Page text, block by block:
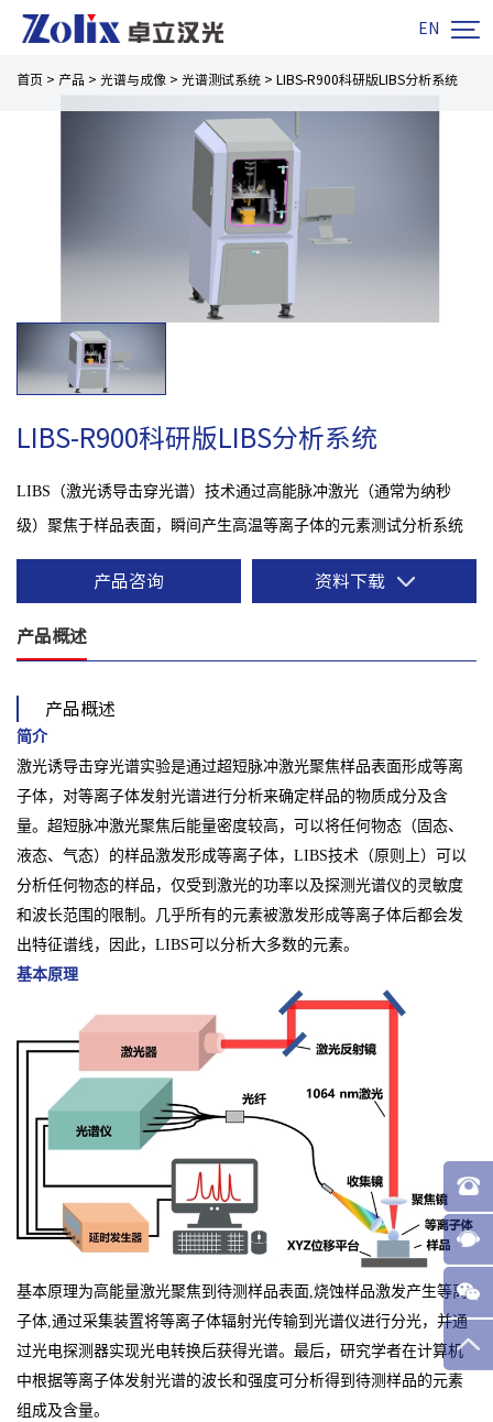
EN 
首页 > 产品 > 光谱与成像 > 光谱测试系统 > LIBS-R900科研版LIBS分析系统
LIBS-R900科研版LIBS分析系统
LIBS（激光诱导击穿光谱）技术通过高能脉冲激光（通常为纳秒
级）聚焦于样品表面，瞬间产生高温等离子体的元素测试分析系统
产品咨询 资料下载
产品概述
产品概述
简介
激光诱导击穿光谱实验是通过超短脉冲激光聚焦样品表面形成等离
子体，对等离子体发射光谱进行分析来确定样品的物质成分及含
量。超短脉冲激光聚焦后能量密度较高，可以将任何物态（固态、
液态、气态）的样品激发形成等离子体，LIBS技术（原则上）可以
分析任何物态的样品，仅受到激光的功率以及探测光谱仪的灵敏度
和波长范围的限制。几乎所有的元素被激发形成等离子体后都会发
出特征谱线，因此，LIBS可以分析大多数的元素。
基本原理
基本原理为高能量激光聚焦到待测样品表面,烧蚀样品激发产生等离
子体,通过采集装置将等离子体辐射光传输到光谱仪进行分光，并通
过光电探测器实现光电转换后获得光谱。最后，研究学者在计算机
中根据等离子体发射光谱的波长和强度可分析得到待测样品的元素
组成及含量。